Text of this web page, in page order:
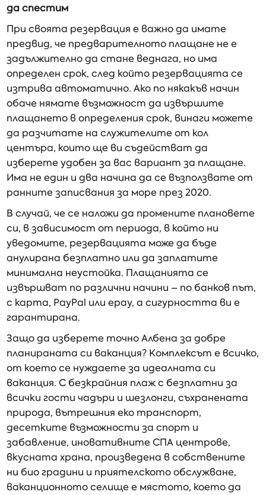
да спестим
При своята резервация е важно да имате
предвид, че предварителното плащане не е
задължително да стане веднага, но има
определен срок, след който резервацията се
изтрива автоматично. Ако по някакъв начин
обаче нямате възможност да извършите
плащането в определения срок, винаги можете
да разчитате на служителите от кол
центъра, които ще ви съдействат да
изберете удобен за вас вариант за плащане.
Има не един и два начина да се възползвате от
ранните записвания за море през 2020.
В случай, че се наложи да промените плановете
си, в зависимост от периода, в който ни
уведомите, резервацията може да бъде
анулирана безплатно или да заплатите
минимална неустойка. Плащанията се
извършват по различни начини – по банков път,
с карта, PayPal или epay, а сигурността ви е
гарантирана.
Защо да изберете точно Албена за добре
планираната си ваканция? Комплексът е всичко,
от което се нуждаете за идеалната си
ваканция. С безкрайния плаж с безплатни за
всички гости чадъри и шезлонги, съхранената
природа, вътрешния еко транспорт,
десетките възможности за спорт и
забавление, иновативните СПА центрове,
вкусната храна, произведена в собствените
ни био градини и приятелското обслужване,
ваканционното селище е мястото, което да